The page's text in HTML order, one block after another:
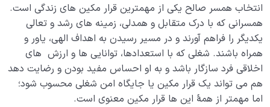
انتخاب همسر صالح یکی از مهمترین قرار مکین های زندگی است.
همسرانی که با درک متقابل و همدلی، زمینه های رشد و تعالی
یکدیگر را فراهم آورند و در مسیر رسیدن به اهداف الهی، یاور و
همراه باشند. شغلی که با استعدادها، توانایی ها و ارزش های
اخلاقی فرد سازگار باشد و به او احساس مفید بودن و رضایت دهد
هم می تواند یک قرار مکین یا جایگاه امن شغلی محسوب شود؛
اما مهمتر از همۀ این ها قرار مکین معنوی است.